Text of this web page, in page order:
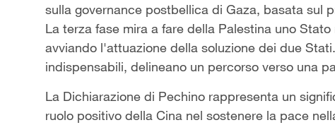
sulla governance postbellica di Gaza, basata sul
La terza fase mira a fare della Palestina uno
avviando l'attuazione della soluzione dei due
indispensabili, delineano un percorso verso una
La Dichiarazione di Pechino rappresenta un
ruolo positivo della Cina nel sostenere la pace